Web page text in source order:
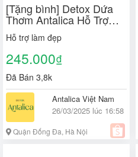
[Tặng bình] Detox Dứa
Thơm Antalica Hỗ Trợ
Sáng Da, Cung Cấp
Vitamin C Hộp 3g x 20
gói
Hỗ trợ làm đẹp
245.000₫
Đã Bán 3,8k
Antalica Việt Nam
26/03/2025 lúc 16:58
Quận Đống Đa, Hà Nội